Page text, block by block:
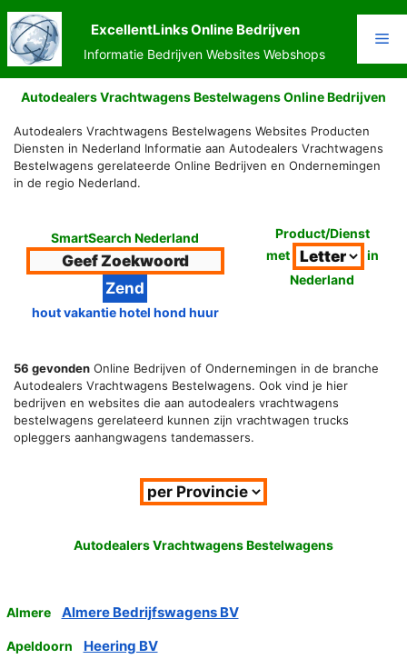
Ga
naar
de
inhoud
ExcellentLinks Online Bedrijven
Informatie Bedrijven Websites Webshops
Autodealers Vrachtwagens Bestelwagens Online Bedrijven
Autodealers Vrachtwagens Bestelwagens Websites Producten
Diensten in Nederland Informatie aan Autodealers Vrachtwagens
Bestelwagens gerelateerde Online Bedrijven en Ondernemingen
in de regio Nederland.
SmartSearch Nederland
hout vakantie hotel hond huur
Product/Dienst
met
in
Nederland
56 gevonden Online Bedrijven of Ondernemingen in de branche
Autodealers Vrachtwagens Bestelwagens. Ook vind je hier
bedrijven en websites die aan autodealers vrachtwagens
bestelwagens gerelateerd kunnen zijn vrachtwagen trucks
opleggers aanhangwagens tandemassers.
Autodealers Vrachtwagens Bestelwagens
Almere Almere Bedrijfswagens BV
Apeldoorn Heering BV